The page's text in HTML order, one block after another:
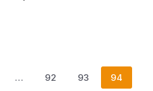
… 92 93
94